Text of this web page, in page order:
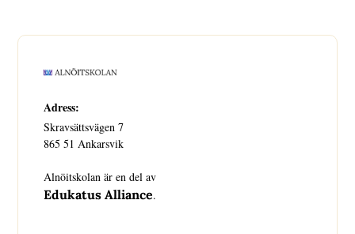
Adress:
Skravsättsvägen 7
865 51 Ankarsvik
Alnöitskolan är en del av
Edukatus Alliance.